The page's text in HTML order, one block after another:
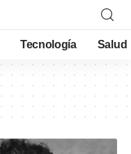
Tecnología Salud